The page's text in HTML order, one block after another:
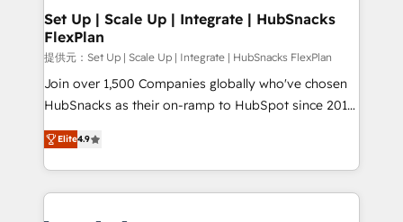
Award 🏆2020 Elite Solutions Partner 🏆2019
Integrations HubSpot Impact Award 🏆2019
Marketing Enablement HubSpot Impact Award 🏆
2018 Website Design HubSpot Impact Award 🏆2017
Website Design HubSpot Impact Award 🏆2016
Sales Enablement HubSpot Impact Award 🏆2015
Growth-Driven Design Agency of the Year 🏆2015
Set Up | Scale Up | Integrate | HubSnacks
FlexPlan
提供元：Set Up | Scale Up | Integrate | HubSnacks FlexPlan
Join over 1,500 Companies globally who've chosen
HubSnacks as their on-ramp to HubSpot since 2014
Simple pay-as-you-go plans that accelerate value...
1️⃣ Set Up | Onboarding New or Check-fixing existing
HubSpot portals 2️⃣ Scale Up | 100% HubSpot Task
Execution... Global 24/7 ... All Experts 3️⃣ Integrate |
Elite4.9